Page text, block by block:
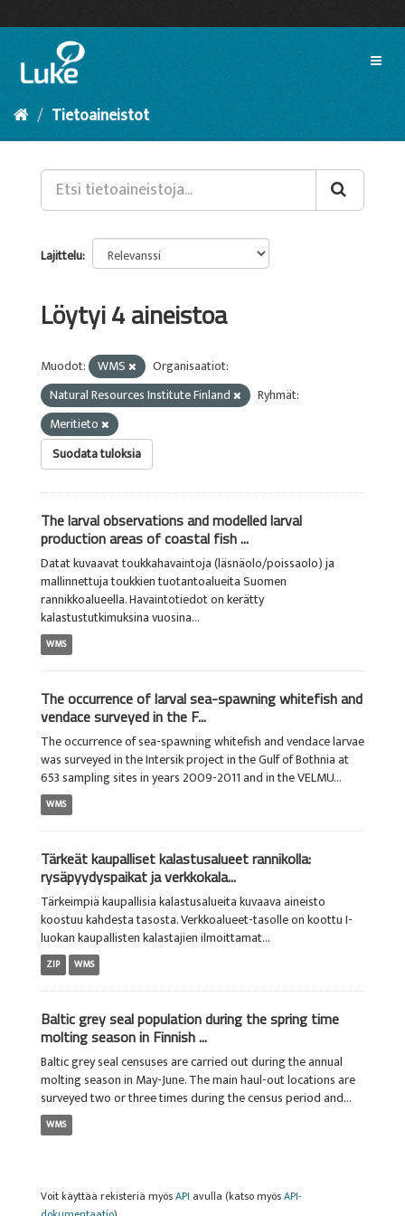
sisältöön
Tietoaineistot
Lajittelu
Löytyi 4 aineistoa
Muodot: WMS
Organisaatiot:
Natural Resources Institute Finland
Ryhmät:
Meritieto
Suodata tuloksia
The larval observations and modelled larval
production areas of coastal fish ...
Datat kuvaavat toukkahavaintoja (läsnäolo/poissaolo) ja
mallinnettuja toukkien tuotantoalueita Suomen
rannikkoalueella. Havaintotiedot on kerätty
kalastustutkimuksina vuosina...
WMS
The occurrence of larval sea-spawning whitefish and
vendace surveyed in the F...
The occurrence of sea-spawning whitefish and vendace larvae
was surveyed in the Intersik project in the Gulf of Bothnia at
653 sampling sites in years 2009-2011 and in the VELMU...
WMS
Tärkeät kaupalliset kalastusalueet rannikolla:
rysäpyydyspaikat ja verkkokala...
Tärkeimpiä kaupallisia kalastusalueita kuvaava aineisto
koostuu kahdesta tasosta. Verkkoalueet-tasolle on koottu I-
luokan kaupallisten kalastajien ilmoittamat...
ZIP WMS
Baltic grey seal population during the spring time
molting season in Finnish ...
Baltic grey seal censuses are carried out during the annual
molting season in May-June. The main haul-out locations are
surveyed two or three times during the census period and...
WMS
Voit käyttää rekisteriä myösAPI avulla (katso myösAPI-